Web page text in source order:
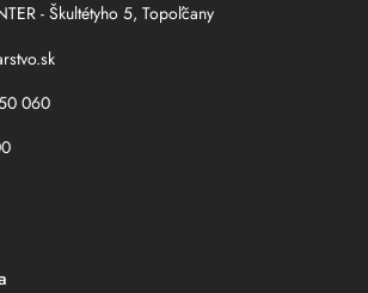
- Škultétyho 5, Topoľčany
060